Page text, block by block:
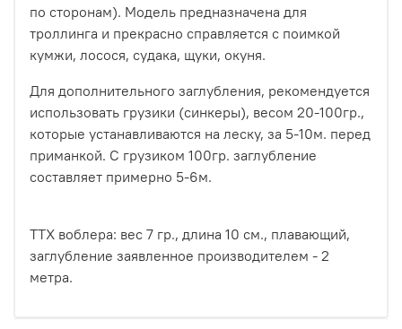
по сторонам). Модель предназначена для
троллинга и прекрасно справляется с поимкой
кумжи, лосося, судака, щуки, окуня.
Для дополнительного заглубления, рекомендуется
использовать грузики (синкеры), весом 20-100гр.,
которые устанавливаются на леску, за 5-10м. перед
приманкой. С грузиком 100гр. заглубление
составляет примерно 5-6м.
ТТХ воблера: вес 7 гр., длина 10 см., плавающий,
заглубление заявленное производителем - 2
метра.